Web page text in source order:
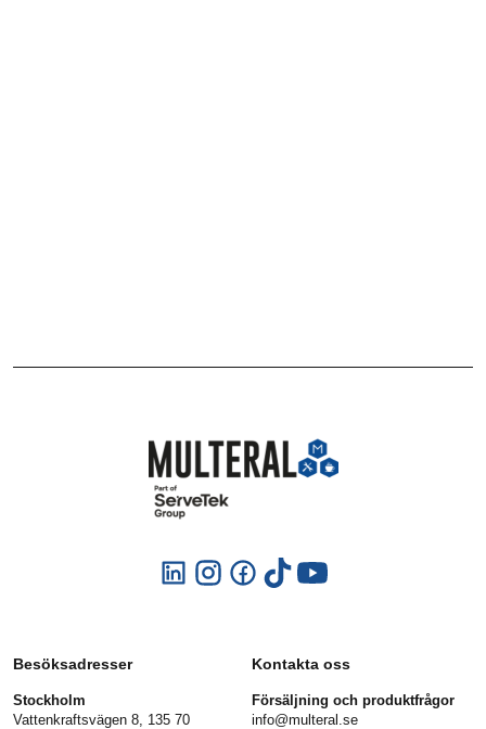
Besöksadresser
Stockholm
Vattenkraftsvägen 8, 135 70
Kontakta oss
Försäljning och produktfrågor
info@multeral.se